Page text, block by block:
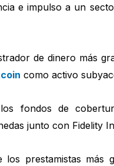
e impulso a un
de dinero más
como activo
fondos de
junto con Fidelity
los prestamistas más